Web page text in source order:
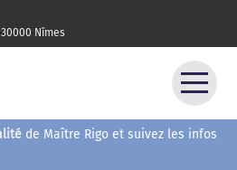
Nîmes
de Maître Rigo et suivez les infos